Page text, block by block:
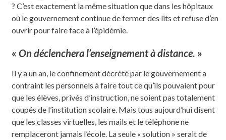
? C’est exactement la même situation que dans les hôpitaux
où le gouvernement continue de fermer des lits et refuse d’en
ouvrir pour faire face à l’épidémie.
« On déclenchera l’enseignement à distance. »
Il y a un an, le confinement décrété par le gouvernement a
contraint les personnels à faire tout ce qu’ils pouvaient pour
que les élèves, privés d’instruction, ne soient pas totalement
coupés de l’institution scolaire. Mais tous aujourd’hui disent
que les classes virtuelles, les mails et le téléphone ne
remplaceront jamais l’école. La seule « solution » serait de